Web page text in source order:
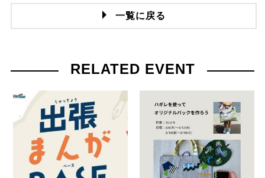
一覧に戻る
RELATED EVENT